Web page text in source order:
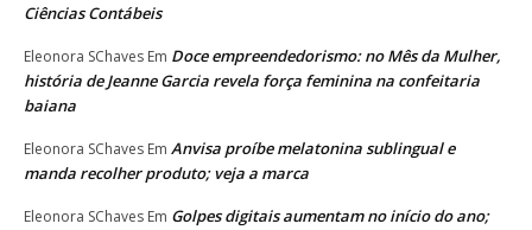
Ciências Contábeis
Eleonora SChaves Em Doce empreendedorismo: no Mês da Mulher,
história de Jeanne Garcia revela força feminina na confeitaria
baiana
Eleonora SChaves Em Anvisa proíbe melatonina sublingual e
manda recolher produto; veja a marca
Eleonora SChaves Em Golpes digitais aumentam no início do ano;